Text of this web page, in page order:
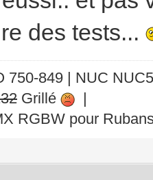
des tests...
750-849 | NUC
Grillé
|
RGBW pour